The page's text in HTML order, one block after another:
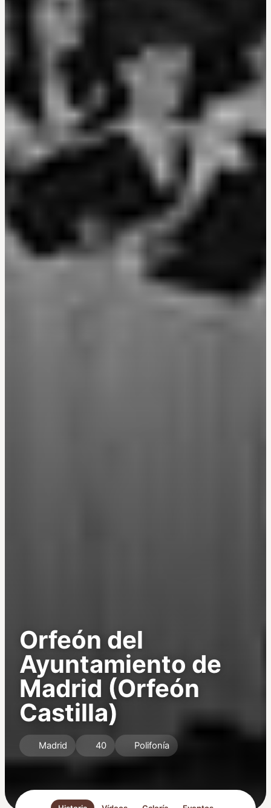
Orfeón del
Ayuntamiento de
Madrid (Orfeón
Castilla)
Madrid 40 Polifonía